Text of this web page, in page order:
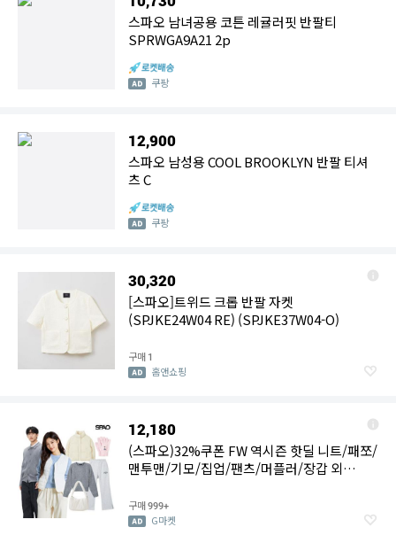
스파오 남녀공용 코튼 레귤러핏 반팔티
SPRWGA9A21 2p
쿠팡
12,900
스파오 남성용 COOL BROOKLYN 반팔 티셔
츠 C
쿠팡
30,320
[스파오]트위드 크롭 반팔 자켓
(SPJKE24W04 RE) (SPJKE37W04-O)
구매 1
홈앤쇼핑
12,180
(스파오)32%쿠폰 FW 역시즌 핫딜 니트/패쪼/
맨투맨/기모/집업/팬츠/머플러/장갑 외
구매999+
G마켓